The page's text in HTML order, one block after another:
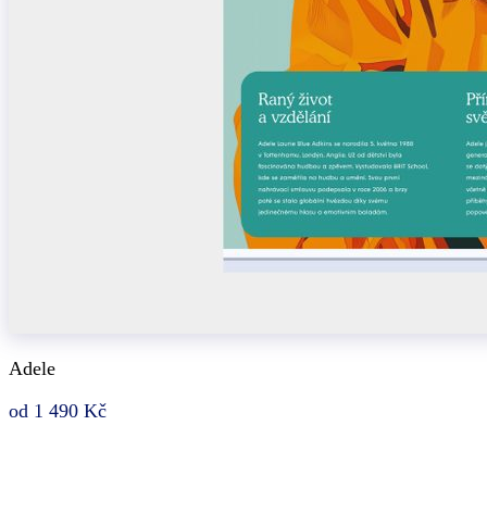
Adele
od 1 490 Kč